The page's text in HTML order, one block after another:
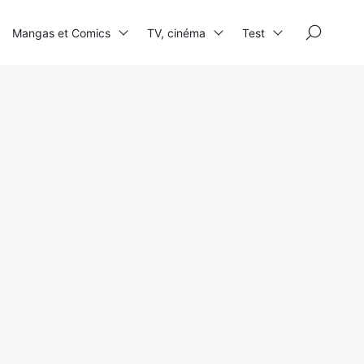
Mangas et Comics TV, cinéma Test